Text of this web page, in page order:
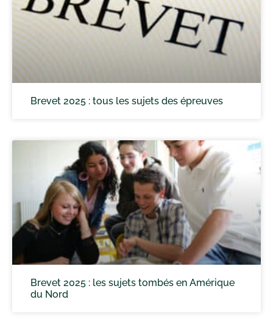
Brevet 2025 : tous les sujets des épreuves
Brevet 2025 : les sujets tombés en Amérique
du Nord